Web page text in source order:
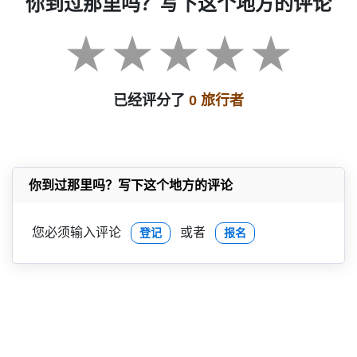
已经评分了 0 旅行者
你到过那里吗？写下这个地方的评论
您必须输入评论 登记 或者 报名